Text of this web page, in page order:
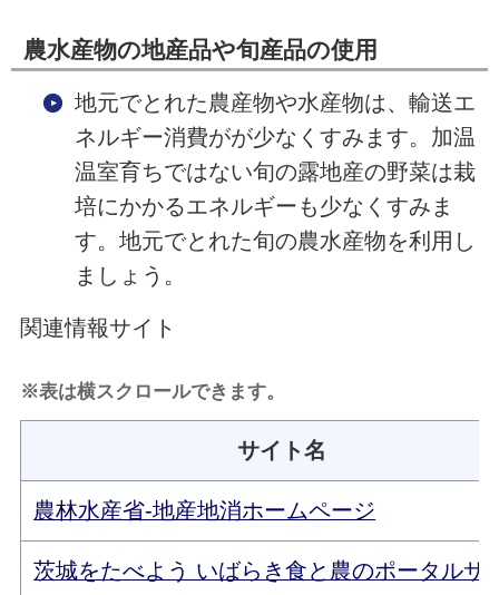
農水産物の地産品や旬産品の使用
地元でとれた農産物や水産物は、輸送エ
ネルギー消費がが少なくすみます。加温
温室育ちではない旬の露地産の野菜は栽
培にかかるエネルギーも少なくすみま
す。地元でとれた旬の農水産物を利用し
ましょう。
関連情報サイト
※表は横スクロールできます。
サイト名
農林水産省-地産地消ホームページ
茨城をたべよう いばらき食と農のポータルサ